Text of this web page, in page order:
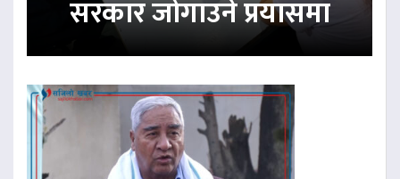
सरकार जोगाउने प्रयासमा